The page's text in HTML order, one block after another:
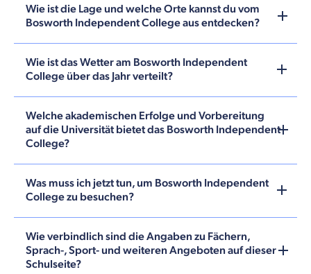
Wie ist die Lage und welche Orte kannst du vom
Bosworth Independent College aus entdecken?
Wie ist das Wetter am Bosworth Independent
College über das Jahr verteilt?
Welche akademischen Erfolge und Vorbereitung
auf die Universität bietet das Bosworth Independent
College?
Was muss ich jetzt tun, um Bosworth Independent
College zu besuchen?
Wie verbindlich sind die Angaben zu Fächern,
Sprach-, Sport- und weiteren Angeboten auf dieser
Schulseite?